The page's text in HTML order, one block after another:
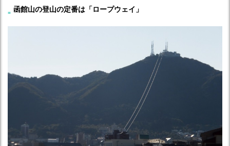
函館山の登山の定番は「ロープウェイ」